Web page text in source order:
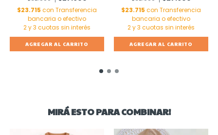
$23.715 con Transferencia
bancaria o efectivo
AGREGAR AL CARRITO
$23.715 con Transferencia
bancaria o efectivo
AGREGAR AL CARRITO
MIRÁ ESTO PARA COMBINAR!